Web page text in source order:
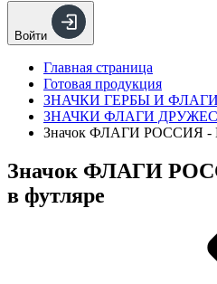
Войти
Главная страница
Готовая продукция
ЗНАЧКИ ГЕРБЫ И ФЛАГИ
ЗНАЧКИ ФЛАГИ
Значок ФЛАГИ РОССИЯ -
Значок ФЛАГИ
в футляре